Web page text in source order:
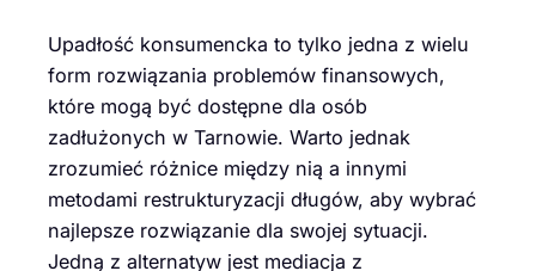
Upadłość konsumencka to tylko jedna z wielu
form rozwiązania problemów finansowych,
które mogą być dostępne dla osób
zadłużonych w Tarnowie. Warto jednak
zrozumieć różnice między nią a innymi
metodami restrukturyzacji długów, aby wybrać
najlepsze rozwiązanie dla swojej sytuacji.
Jedną z alternatyw jest mediacja z